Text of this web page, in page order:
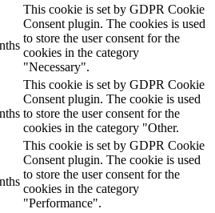
This cookie is set by GDPR Cookie
Consent plugin. The cookies is used
to store the user consent for the
cookies in the category
"Necessary".
This cookie is set by GDPR Cookie
Consent plugin. The cookie is used
to store the user consent for the
cookies in the category "Other.
This cookie is set by GDPR Cookie
Consent plugin. The cookie is used
to store the user consent for the
cookies in the category
"Performance".